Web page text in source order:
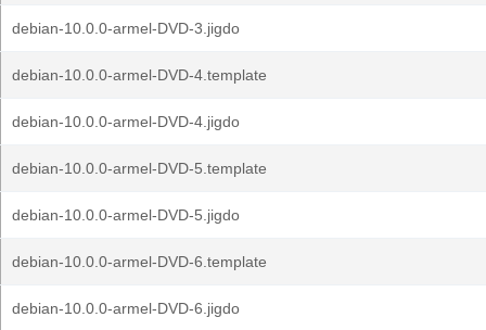
debian-10.0.0-armel-DVD-3.jigdo
debian-10.0.0-armel-DVD-4.template
debian-10.0.0-armel-DVD-4.jigdo
debian-10.0.0-armel-DVD-5.template
debian-10.0.0-armel-DVD-5.jigdo
debian-10.0.0-armel-DVD-6.template
debian-10.0.0-armel-DVD-6.jigdo